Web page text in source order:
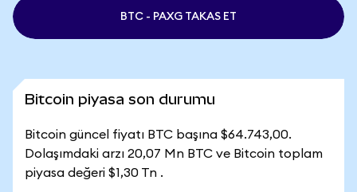
BTC - PAXG TAKAS ET
Bitcoin piyasa son durumu
Bitcoin güncel fiyatı BTC başına $64.743,00.
Dolaşımdaki arzı 20,07 Mn BTC ve Bitcoin toplam
piyasa değeri $1,30 Tn .